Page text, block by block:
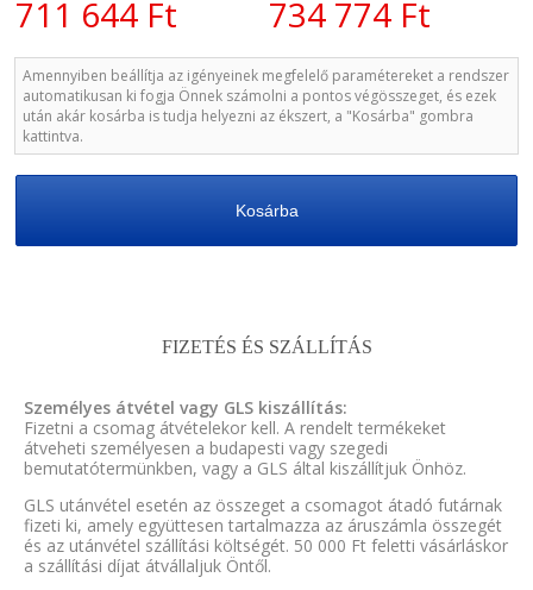
711 644 Ft 734 774 Ft
Amennyiben beállítja az igényeinek megfelelő paramétereket a rendszer
automatikusan ki fogja Önnek számolni a pontos végösszeget, és ezek
után akár kosárba is tudja helyezni az ékszert, a "Kosárba" gombra
kattintva.
Kosárba
FIZETÉS ÉS SZÁLLÍTÁS
Személyes átvétel vagy GLS kiszállítás:
Fizetni a csomag átvételekor kell. A rendelt termékeket
átveheti személyesen a budapesti vagy szegedi
bemutatótermünkben, vagy a GLS által kiszállítjuk Önhöz.
GLS utánvétel esetén az összeget a csomagot átadó futárnak
fizeti ki, amely együttesen tartalmazza az áruszámla összegét
és az utánvétel szállítási költségét. 50 000 Ft feletti vásárláskor
a szállítási díjat átvállaljuk Öntől.